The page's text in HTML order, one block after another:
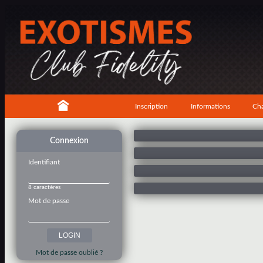
Inscription Informations
Connexion
Identifiant
8 caractères
Mot de passe
Mot de passe oublié ?